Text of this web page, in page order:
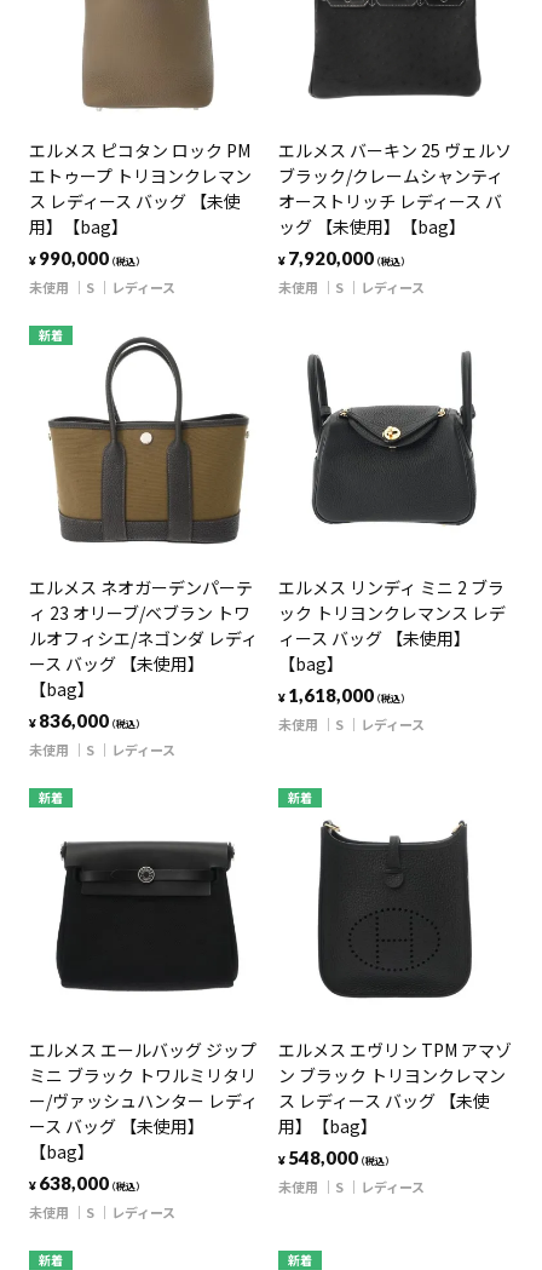
エルメス ピコタン ロック PM
エトゥープ トリヨンクレマン
ス レディース バッグ 【未使
用】【bag】
¥ 990,000（税込）
未使用 S レディース
エルメス バーキン 25 ヴェルソ
ブラック/クレームシャンティ
オーストリッチ レディース バ
ッグ 【未使用】【bag】
¥ 7,920,000（税込）
未使用 S レディース
新着
エルメス ネオガーデンパーテ
ィ 23 オリーブ/ベブラン トワ
ルオフィシエ/ネゴンダ レディ
ース バッグ 【未使用】
【bag】
¥ 836,000（税込）
未使用 S レディース
エルメス リンディ ミニ 2 ブラ
ック トリヨンクレマンス レデ
ィース バッグ 【未使用】
【bag】
¥ 1,618,000（税込）
未使用 S レディース
新着
エルメス エールバッグ ジップ
ミニ ブラック トワルミリタリ
ー/ヴァッシュハンター レディ
ース バッグ 【未使用】
【bag】
¥ 638,000（税込）
未使用 S レディース
新着
エルメス エヴリン TPM アマゾ
ン ブラック トリヨンクレマン
ス レディース バッグ 【未使
用】【bag】
¥ 548,000（税込）
未使用 S レディース
新着 新着